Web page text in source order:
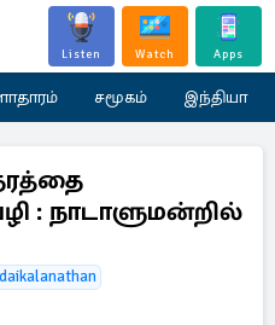
Listen Watch Apps
சமூகம் இந்தியா
: நாடாளுமன்றில்